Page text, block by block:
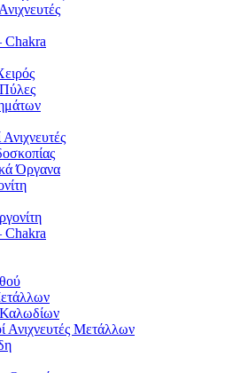
Chakra
Όργανα
Chakra
Ανιχνευτές Μετάλλων